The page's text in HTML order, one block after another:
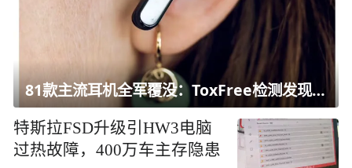
81款主流耳机全军覆没：ToxFree检测发现均含对人体有害化学物质
特斯拉FSD升级引HW3电脑
过热故障，400万车主存隐患